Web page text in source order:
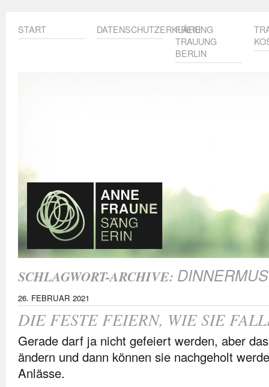
START DATENSCHUTZERKLÄRUNG
FREIE
TRAUUNG
BERLIN
SCHLAGWORT-ARCHIVE:
26. FEBRUAR 2021
DIE FESTE FEIERN, WIE SIE
Gerade darf ja nicht gefeiert werden, aber
ändern und dann können sie nachgeholt
Anlässe.